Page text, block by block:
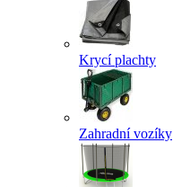
Krycí plachty
Zahradní vozíky